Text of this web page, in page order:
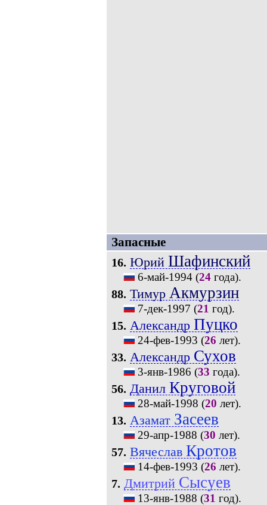
Запасные
16. Юрий Шафинский
6-май-1994(24года).
88. Тимур Акмурзин
7-дек-1997 (21 год).
15. Александр Пуцко
24-фев-1993 (26 лет).
33. Александр Сухов
3-янв-1986 (33 года).
56. Данил Круговой
28-май-1998 (20 лет).
13. Азамат Засеев
29-апр-1988 (30 лет).
57. Вячеслав Кротов
14-фев-1993 (26 лет).
7. Дмитрий Сысуев
13-янв-1988 (31 год).